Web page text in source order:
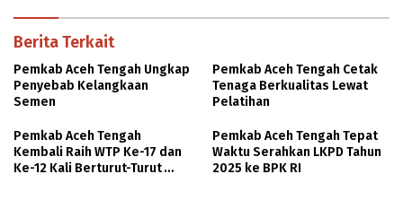
Berita Terkait
Pemkab Aceh Tengah Ungkap
Penyebab Kelangkaan
Semen
Pemkab Aceh Tengah Cetak
Tenaga Berkualitas Lewat
Pelatihan
Pemkab Aceh Tengah
Kembali Raih WTP Ke-17 dan
Ke-12 Kali Berturut-Turut
Pemkab Aceh Tengah Tepat
Waktu Serahkan LKPD Tahun
2025 ke BPK RI